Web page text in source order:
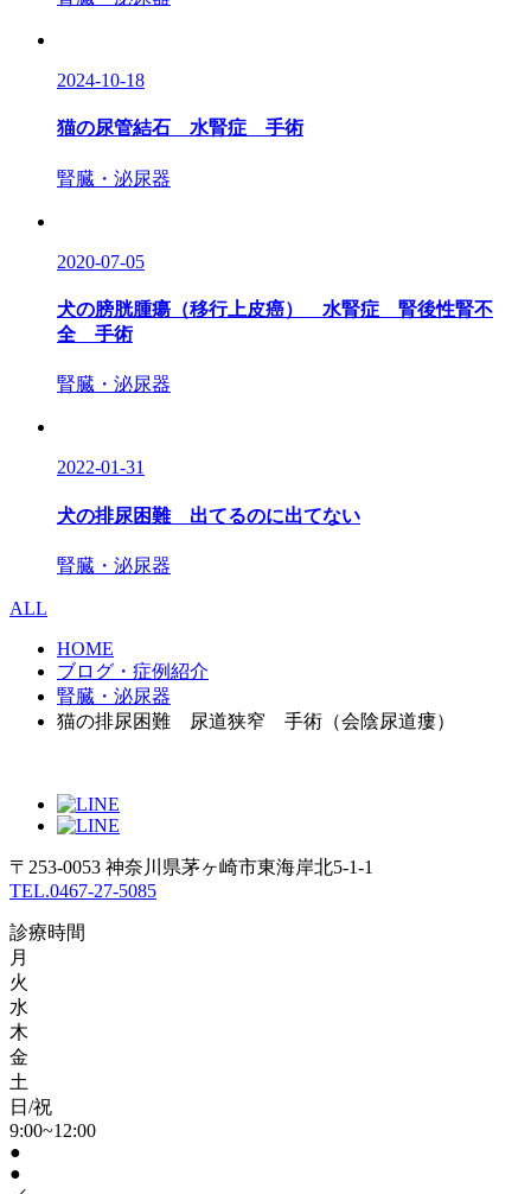
2024-10-18
猫の尿管結石 水腎症 手術
腎臓・泌尿器
2020-07-05
犬の膀胱腫瘍（移行上皮癌） 水腎症 腎後性腎不
全 手術
腎臓・泌尿器
2022-01-31
犬の排尿困難 出てるのに出てない
腎臓・泌尿器
ALL
HOME
ブログ・症例紹介
腎臓・泌尿器
猫の排尿困難 尿道狭窄 手術（会陰尿道瘻）
〒253-0053 神奈川県茅ヶ崎市東海岸北5-1-1
TEL.0467-27-5085
診療時間
月
火
水
木
金
土
日/祝
9:00~12:00
●
●